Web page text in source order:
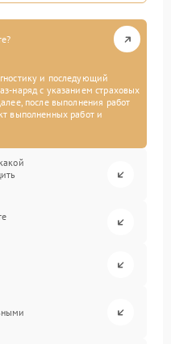
и последующий
наряд с указанием страховых
после выполнения работ
выполненных работ и